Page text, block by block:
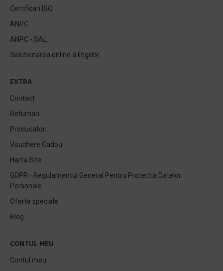
Certificari ISO
ANPC
ANPC - SAL
Solutionarea online a litigiilor
EXTRA
Contact
Returnari
Producatori
Vouchere Cadou
Harta Site
GDPR - Regulamentul General Pentru Protectia Datelor
Personale
Oferte speciale
Blog
CONTUL MEU
Contul meu